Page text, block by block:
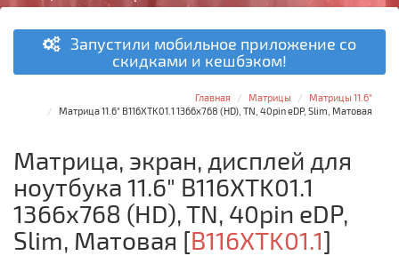
Запустили мобильное приложение со
скидками и кешбэком!
Главная Матрицы
Матрицы 11.6"
Матрица 11.6" B116XTK01.1 1366x768 (HD), TN, 40pin eDP, Slim, Матовая
Матрица, экран, дисплей для
ноутбука 11.6" B116XTK01.1
1366x768 (HD), TN, 40pin eDP,
Slim, Матовая [B116XTK01.1]